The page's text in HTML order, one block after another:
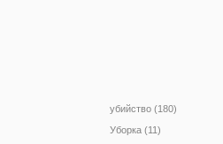
убийство (180)
Уборка (11)